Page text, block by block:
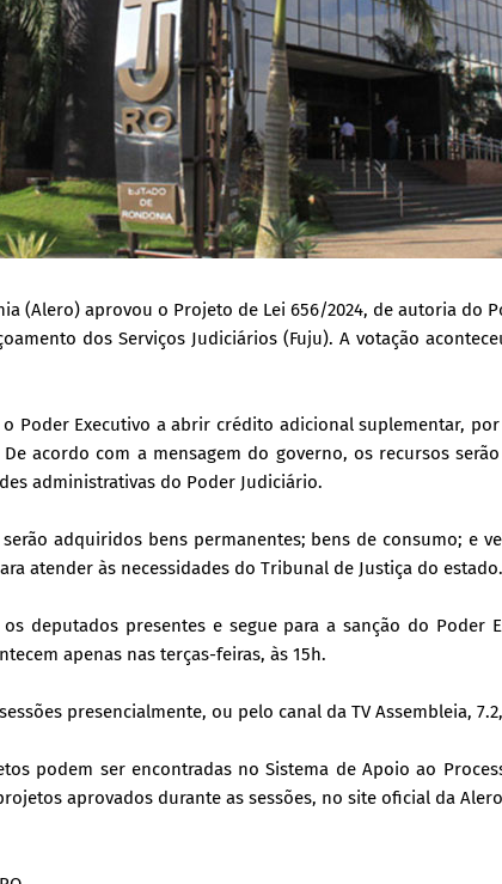
(Alero) aprovou o Projeto de Lei 656/2024, de autoria do
dos Serviços Judiciários (Fuju). A votação
Poder Executivo a abrir crédito adicional suplementar,
De acordo com a mensagem do governo, os recursos
administrativas do Poder Judiciário.
adquiridos bens permanentes; bens de consumo; e
atender às necessidades do Tribunal de Justiça do estado.
deputados presentes e segue para a sanção do Poder
apenas nas terças-feiras, às 15h.
presencialmente, ou pelo canal da TV Assembleia,
podem ser encontradas no Sistema de Apoio ao
aprovados durante as sessões, no site oficial da